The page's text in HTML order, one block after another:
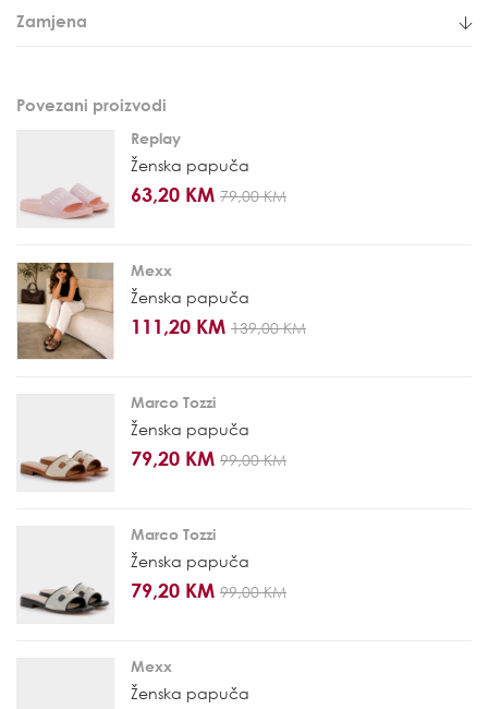
Zamjena
Povezani proizvodi
Replay
Ženska papuča
63,20 KM 79,00 KM
Mexx
Ženska papuča
111,20 KM 139,00 KM
Marco Tozzi
Ženska papuča
79,20 KM 99,00 KM
Marco Tozzi
Ženska papuča
79,20 KM 99,00 KM
Mexx
Ženska papuča